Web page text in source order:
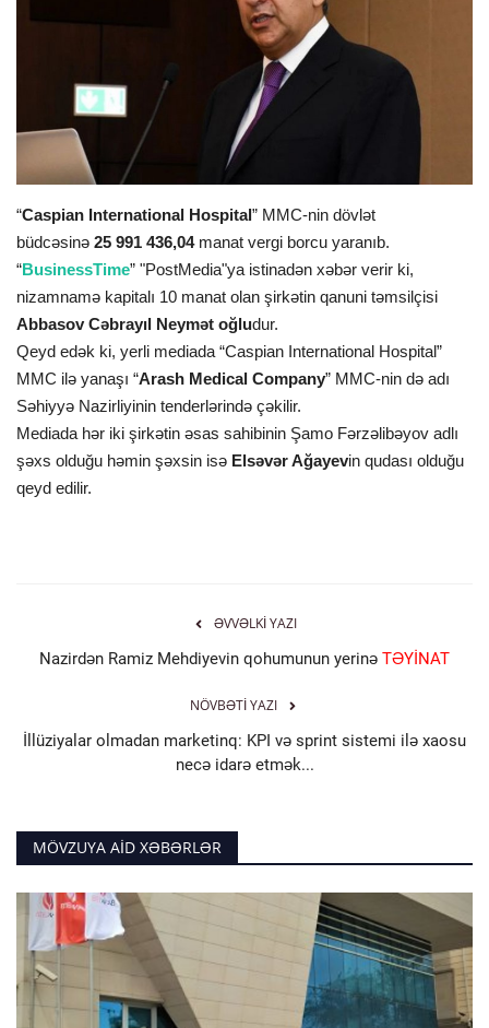
FORMULA 1
ANALİTİKA
Multimedia
“Caspian International Hospital” MMC-nin dövlət
büdcəsinə 25 991 436,04 manat vergi borcu yaranıb.
“BusinessTime” "PostMedia"ya istinadən xəbər verir ki,
nizamnamə kapitalı 10 manat olan şirkətin qanuni təmsilçisi
Abbasov Cəbrayıl Neymət oğludur.
Qeyd edək ki, yerli mediada “Caspian International Hospital”
MMC ilə yanaşı “Arash Medical Company” MMC-nin də adı
Səhiyyə Nazirliyinin tenderlərində çəkilir.
Mediada hər iki şirkətin əsas sahibinin Şamo Fərzəlibəyov adlı
şəxs olduğu həmin şəxsin isə Elsəvər Ağayevin qudası olduğu
qeyd edilir.
ƏVVƏLKI YAZI
Nazirdən Ramiz Mehdiyevin qohumunun yerinə TƏYİNAT
NÖVBƏTI YAZI
İllüziyalar olmadan marketinq: KPI və sprint sistemi ilə xaosu
necə idarə etmək...
MÖVZUYA AID XƏBƏRLƏR